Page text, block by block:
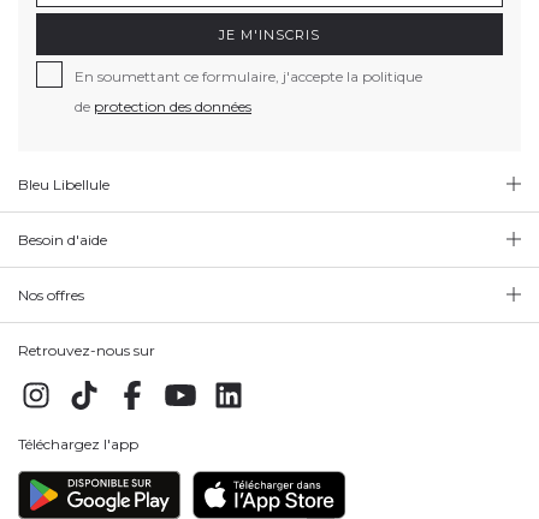
JE M'INSCRIS
En soumettant ce formulaire, j'accepte la politique
de protection des données
Bleu Libellule
Besoin d'aide
Nos offres
Retrouvez-nous sur
Téléchargez l'app